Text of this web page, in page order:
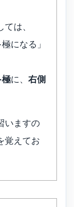
は、
になる」
極に、 右側
いますの
覚えてお